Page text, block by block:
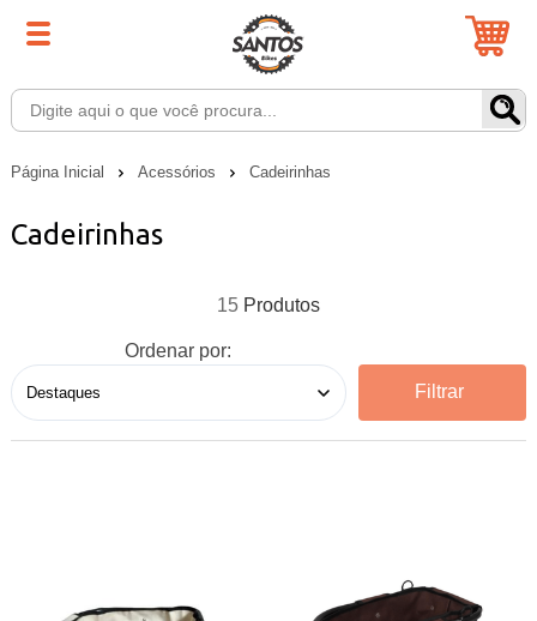
Página Inicial Acessórios Cadeirinhas
Cadeirinhas
15
Ordenar por:
Filtrar